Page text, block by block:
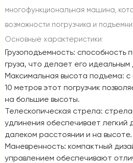
многофункциональная машина,
возможности погрузчика и
Основные характеристики:
Грузоподъемность: способность
груза, что делает его идеальным
Максимальная высота подъема:
10 метров этот погрузчик
на большие высоты.
Телескопическая стрела:
удлинения обеспечивает легкий
далеком расстоянии и на высоте.
Маневренность: компактный
управлением обеспечивают